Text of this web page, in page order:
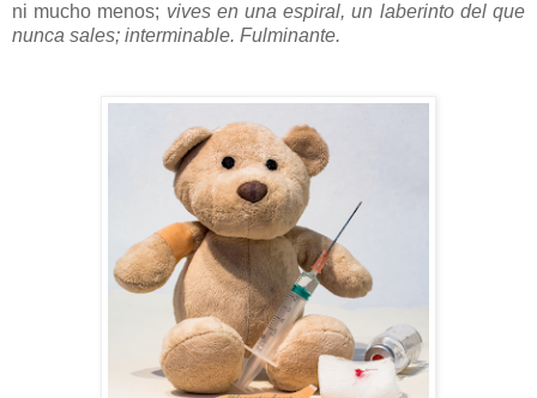
ni mucho menos; vives en una espiral, un laberinto del que
nunca sales; interminable. Fulminante.